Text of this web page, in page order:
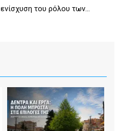
του ρόλου των...